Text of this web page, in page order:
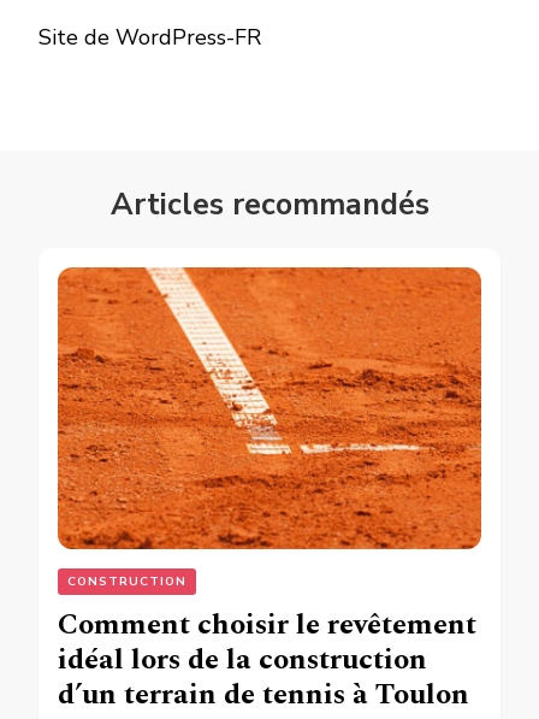
Site de WordPress-FR
Articles recommandés
CONSTRUCTION
Comment choisir le revêtement
idéal lors de la construction
d’un terrain de tennis à Toulon